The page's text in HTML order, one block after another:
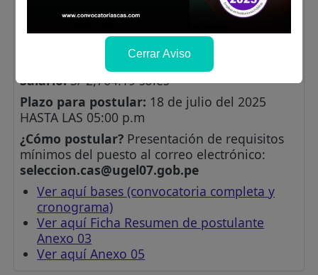
Calderón N.º 492 - Urb. Torres de Limatambo -
Salario:S/ 2,764.19 soles
Plazo para postular: 18 de julio del 2025
HASTA LAS 05:00 p.m
¿Cómo postular? Presentación de requisitos
mínimos del puesto al correo electrónico:
seleccion.cas@ugel07.gob.pe
Ver aquí bases (convocatoria completa y
cronograma)
Ver aquí Ficha Resumen de postulante
Anexo 03
Ver aquí Anexo 05
Cerrar Aviso